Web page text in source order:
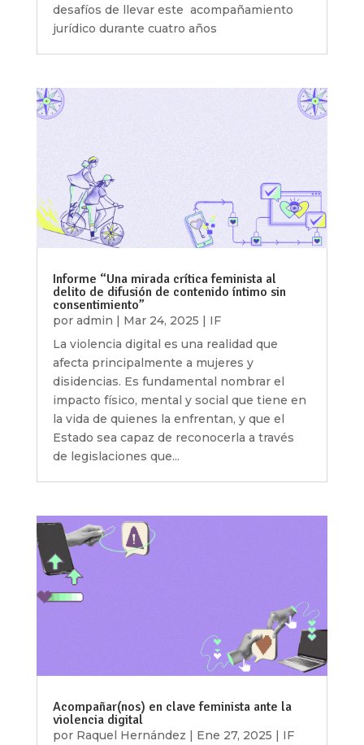
desafíos de llevar este acompañamiento
jurídico durante cuatro años
Informe “Una mirada crítica feminista al
delito de difusión de contenido íntimo sin
consentimiento”
por admin | Mar 24, 2025 | IF
La violencia digital es una realidad que
afecta principalmente a mujeres y
disidencias. Es fundamental nombrar el
impacto físico, mental y social que tiene en
la vida de quienes la enfrentan, y que el
Estado sea capaz de reconocerla a través
de legislaciones que...
Acompañar(nos) en clave feminista ante la
violencia digital
por Raquel Hernández | Ene 27, 2025 | IF